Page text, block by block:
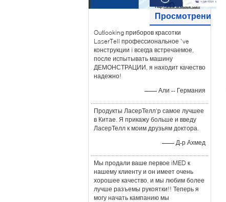
Просмотрения
клиента
Outlooking приборов красотки
LaserTell профессиональное `ve
конструкции i всегда встречаемое,
после испытывать машину
ДЕМОНСТРАЦИИ, я находит качество
надежно!
—— Али -- Германия
Продукты ЛасерТелл'р самое лучшее
в Китае. Я прикажу больше и введу
ЛасерТелл к моим друзьям доктора.
—— Д-р Ахмед
Мы продали ваше первое iMED к
нашему клиенту и он имеет очень
хорошее качество, и мы любим более
лучше разъемы рукоятки!! Теперь я
могу начать кампанию мы